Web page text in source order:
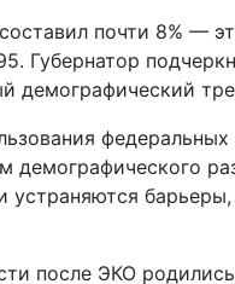
почти 8% —
Губернатор
демографический
демографического
устраняются
после ЭКО